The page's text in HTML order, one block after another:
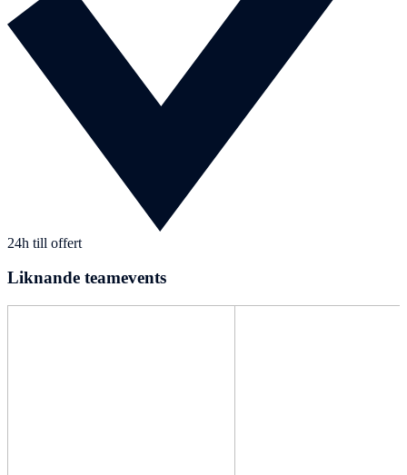
24h till offert
Liknande teamevents